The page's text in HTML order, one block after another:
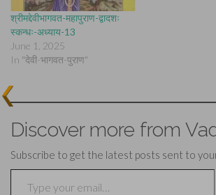
श्रीमद्देवीभागवत-महापुराण-द्वादशः
स्कन्धः-अध्याय-13
June 1, 2025
In "देवी-भागवत-पुराण"
Discover more from
Subscribe to get the latest posts sent to
Type your email…